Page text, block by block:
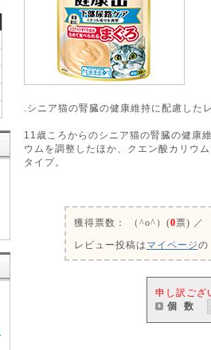
.シニア猫の腎臓の健康維持に配慮した
11歳ころからのシニア猫の腎臓の健康
ウムを調整したほか、クエン酸カリウ
タイプ。
獲得票数： （^o^）(0票) ／
レビュー投稿は マイページの
申し訳ござ
個 数